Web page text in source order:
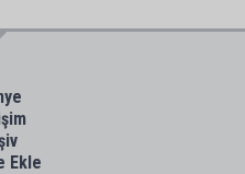
Ekle